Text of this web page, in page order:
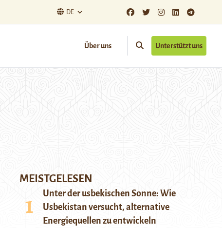
DE
Über uns Unterstützt uns
MEISTGELESEN
Unter der usbekischen Sonne: Wie
Usbekistan versucht, alternative
Energiequellen zu entwickeln